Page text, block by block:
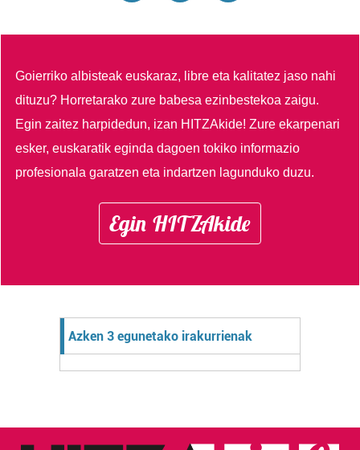
Goierriko albisteak euskaraz, libre eta kalitatez jaso nahi
dituzu? Horretarako zure babesa ezinbestekoa zaigu.
Egin zaitez harpidedun, izan HITZAkide!Zure ekarpenari
esker, euskaratik eginda dagoen tokiko informazio
profesionala garatzen eta indartzen lagunduko duzu.
Egin HITZAkide
Azken 3 egunetako irakurrienak